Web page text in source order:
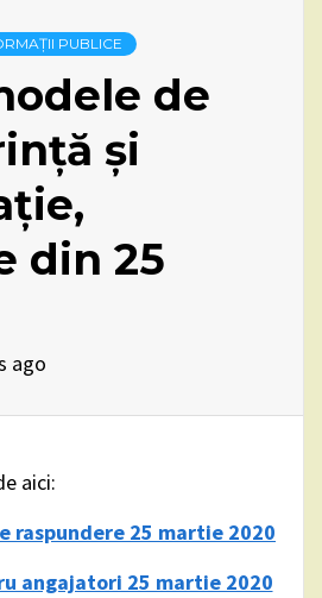
PUBLICE
de
și
din 25
ago
aici:
raspundere 25 martie 2020
angajatori 25 martie 2020